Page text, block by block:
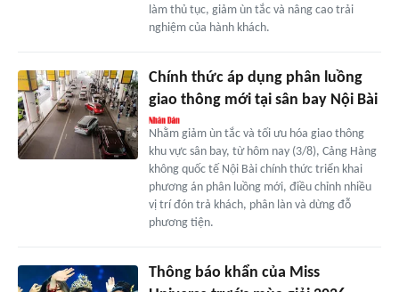
làm thủ tục, giảm ùn tắc và nâng cao trải
nghiệm của hành khách.
Chính thức áp dụng phân luồng
giao thông mới tại sân bay Nội Bài
Nhằm giảm ùn tắc và tối ưu hóa giao thông
khu vực sân bay, từ hôm nay (3/8), Cảng Hàng
không quốc tế Nội Bài chính thức triển khai
phương án phân luồng mới, điều chỉnh nhiều
vị trí đón trả khách, phân làn và dừng đỗ
phương tiện.
Thông báo khẩn của Miss